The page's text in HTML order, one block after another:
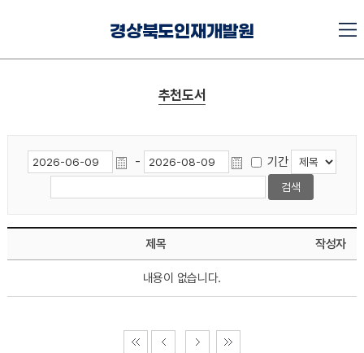
경상북도인재개발원
추천도서
- 기간
제목 작성자
내용이 없습니다.